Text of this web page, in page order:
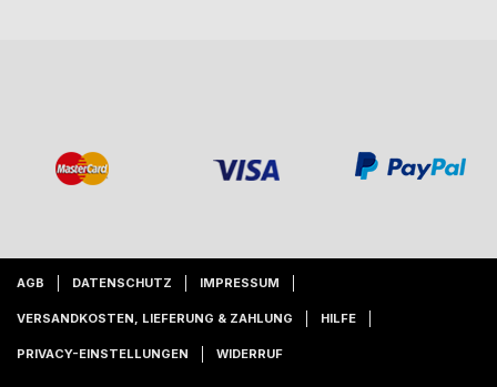
AGB DATENSCHUTZ IMPRESSUM
VERSANDKOSTEN, LIEFERUNG & ZAHLUNG HILFE
PRIVACY-EINSTELLUNGEN WIDERRUF